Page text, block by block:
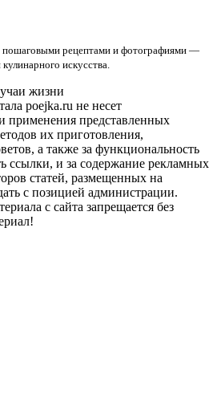
рецептами и фотографиями —
искусства.
жизни
poejka.ru не несет
применения представленных
их приготовления,
а также за функциональность
ссылки, и за содержание рекламных
статей, размещенных на
с позицией администрации.
с сайта запрещается без